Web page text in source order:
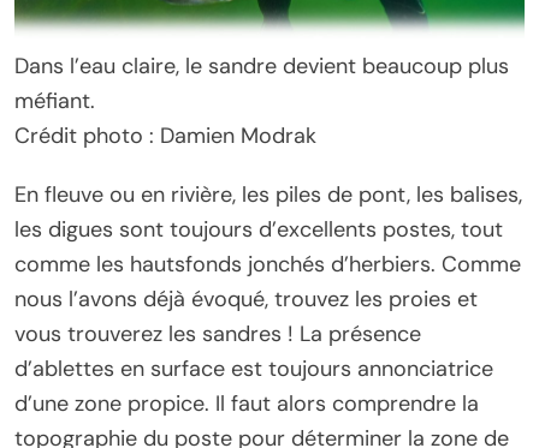
Dans l’eau claire, le sandre devient beaucoup plus
méfiant.
Crédit photo : Damien Modrak
En fleuve ou en rivière, les piles de pont, les balises,
les digues sont toujours d’excellents postes, tout
comme les hautsfonds jonchés d’herbiers. Comme
nous l’avons déjà évoqué, trouvez les proies et
vous trouverez les sandres ! La présence
d’ablettes en surface est toujours annonciatrice
d’une zone propice. Il faut alors comprendre la
topographie du poste pour déterminer la zone de